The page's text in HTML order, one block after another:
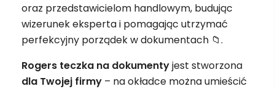
oraz przedstawicielom handlowym, budując
wizerunek eksperta i pomagając utrzymać
perfekcyjny porządek w dokumentach 📁.
Rogers teczka na dokumentyjest stworzona
dla Twojej firmy – na okładce można umieścić